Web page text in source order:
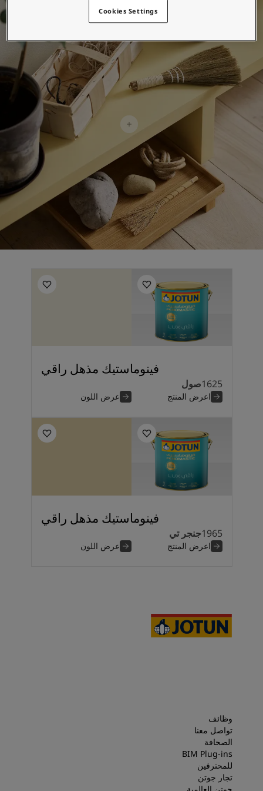
Contact Us
البحث عن موزع جوتن
مستندات المنتجات
أحجز خدمات الدهان
مساحات تنبض بالحياة - أحدث مجموعة ألوان جوتن
شركة كبرى
الدهانات الصناعية
فينوماستيك مذهل راقي
1625صول
اعرض المنتج عرض اللون
فينوماستيك مذهل راقي
1965جنجر تي
اعرض المنتج عرض اللون
وظائف
تواصل معنا
الصحافة
BIM Plug-ins
للمحترفين
تجار جوتن
جوتن العالمية
Cookies Settings